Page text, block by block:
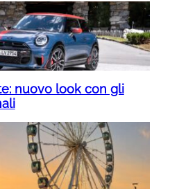
nuovo look con gli